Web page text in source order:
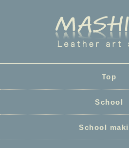
Top
School
School